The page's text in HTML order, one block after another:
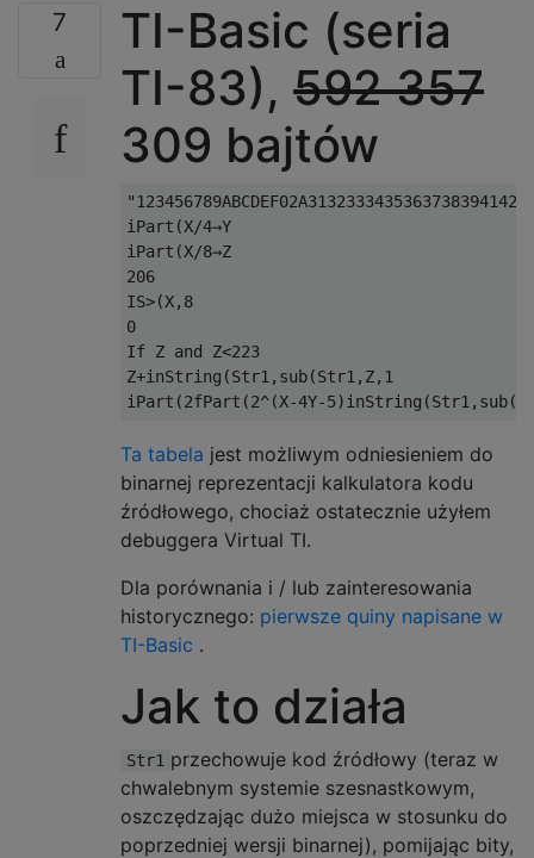
7
TI-Basic (seria
TI-83), 592357
309 bajtów
iPart(X/4→Y
iPart(X/8→Z
206
IS>(X,8
0
If Z and Z<223
Z+inString(Str1,sub(Str1,Z,1
Ta tabela jest możliwym odniesieniem do
binarnej reprezentacji kalkulatora kodu
źródłowego, chociaż ostatecznie użyłem
debuggera Virtual TI.
Dla porównania i / lub zainteresowania
historycznego: pierwsze quiny napisane w
TI-Basic .
Jak to działa
Str1 przechowuje kod źródłowy (teraz w
chwalebnym systemie szesnastkowym,
oszczędzając dużo miejsca w stosunku do
poprzedniej wersji binarnej), pomijając bity,